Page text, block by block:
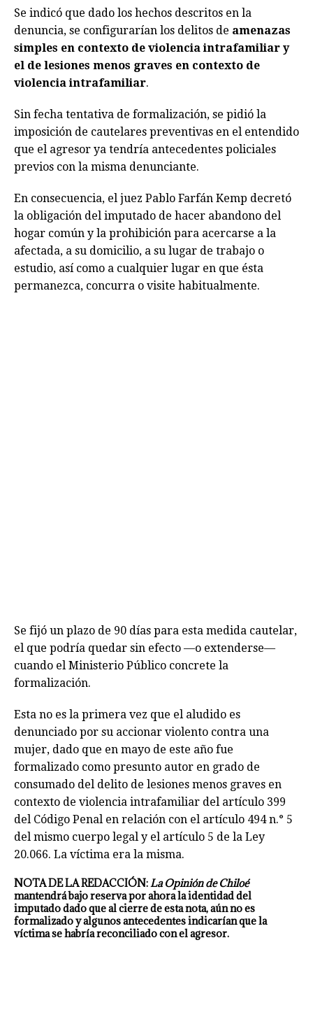
Se indicó que dado los hechos descritos en la
denuncia, se configurarían los delitos de amenazas
simples en contexto de violencia intrafamiliar y
el de lesiones menos graves en contexto de
violencia intrafamiliar.
Sin fecha tentativa de formalización, se pidió la
imposición de cautelares preventivas en el entendido
que el agresor ya tendría antecedentes policiales
previos con la misma denunciante.
En consecuencia, el juez Pablo Farfán Kemp decretó
la obligación del imputado de hacer abandono del
hogar común y la prohibición para acercarse a la
afectada, a su domicilio, a su lugar de trabajo o
estudio, así como a cualquier lugar en que ésta
permanezca, concurra o visite habitualmente.
Se fijó un plazo de 90 días para esta medida cautelar,
el que podría quedar sin efecto —o extenderse—
cuando el Ministerio Público concrete la
formalización.
Esta no es la primera vez que el aludido es
denunciado por su accionar violento contra una
mujer, dado que en mayo de este año fue
formalizado como presunto autor en grado de
consumado del delito de lesiones menos graves en
contexto de violencia intrafamiliar del artículo 399
del Código Penal en relación con el artículo 494 n.° 5
del mismo cuerpo legal y el artículo 5 de la Ley
20.066. La víctima era la misma.
NOTA DE LA REDACCIÓN:La Opinión de Chiloé
mantendrá bajo reserva por ahora la identidad del
imputado dado que al cierre de esta nota, aún no es
formalizado y algunos antecedentes indicarían que la
víctima se habría reconciliado con el agresor.